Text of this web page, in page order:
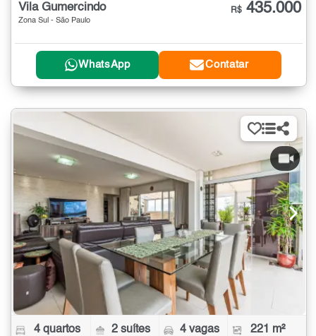
Vila Gumercindo
Zona Sul - São Paulo
R$ 435.000
WhatsApp Contatar
4 quartos 2 suítes 4 vagas 221 m²